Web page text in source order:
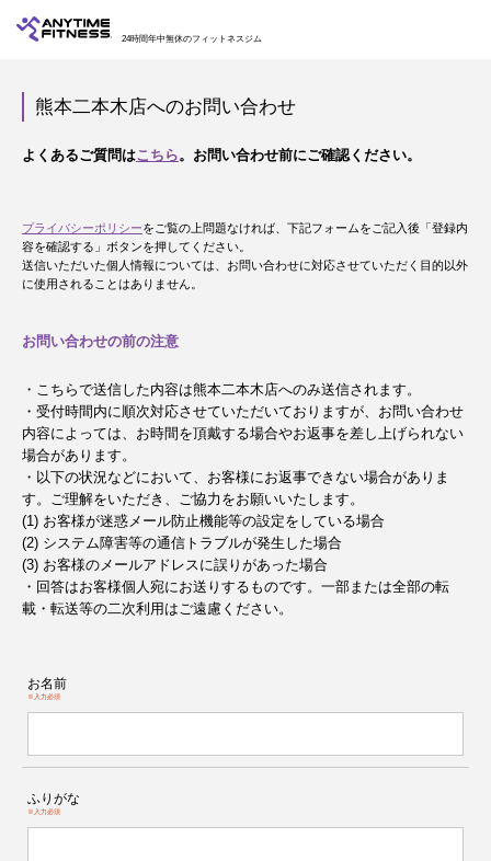
24時間年中無休のフィットネスジム
熊本二本木店へのお問い合わせ
よくあるご質問はこちら。お問い合わせ前にご確認ください。
プライバシーポリシーをご覧の上問題なければ、下記フォームをご記入後「登録内
容を確認する」ボタンを押してください。
送信いただいた個人情報については、お問い合わせに対応させていただく目的以外
に使用されることはありません。
お問い合わせの前の注意
・こちらで送信した内容は熊本二本木店へのみ送信されます。
・受付時間内に順次対応させていただいておりますが、お問い合わせ
内容によっては、お時間を頂戴する場合やお返事を差し上げられない
場合があります。
・以下の状況などにおいて、お客様にお返事できない場合がありま
す。ご理解をいただき、ご協力をお願いいたします。
(1) お客様が迷惑メール防止機能等の設定をしている場合
(2) システム障害等の通信トラブルが発生した場合
(3) お客様のメールアドレスに誤りがあった場合
・回答はお客様個人宛にお送りするものです。一部または全部の転
載・転送等の二次利用はご遠慮ください。
お名前
※入力必須
ふりがな
※入力必須